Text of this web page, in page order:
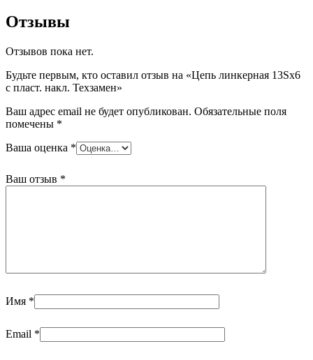
Отзывы
Отзывов пока нет.
Будьте первым, кто оставил отзыв на «Цепь линкерная 13Sх6
с пласт. накл. Техзамен»
Ваш адрес email не будет опубликован. Обязательные поля
помечены *
Ваша оценка *
Ваш отзыв *
Имя *
Email *